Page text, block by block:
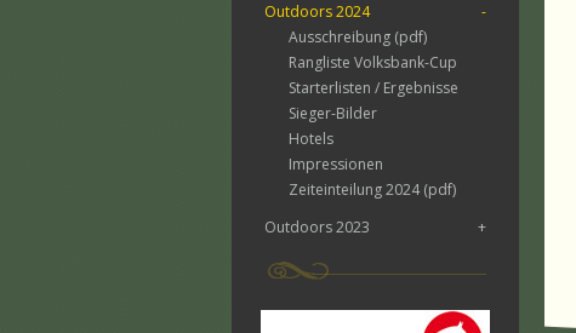
Outdoors 2024
-
Ausschreibung (pdf)
Rangliste Volksbank-Cup
Starterlisten / Ergebnisse
Sieger-Bilder
Hotels
Impressionen
Zeiteinteilung 2024 (pdf)
Outdoors 2023
+